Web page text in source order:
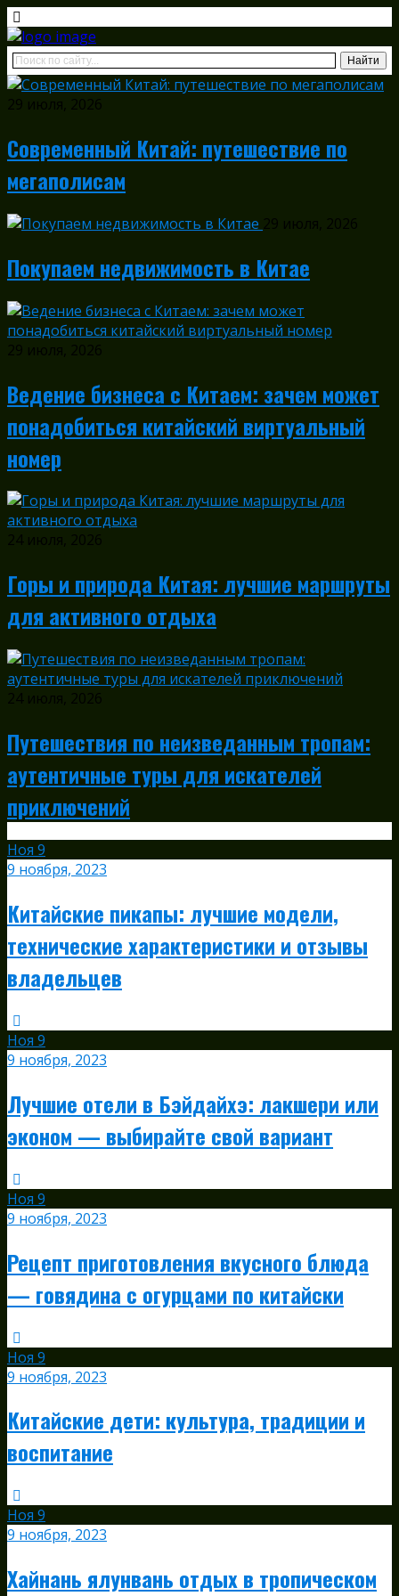
29 июля, 2026
Современный Китай: путешествие по
мегаполисам
29 июля, 2026
Покупаем недвижимость в Китае
29 июля, 2026
Ведение бизнеса с Китаем: зачем может
понадобиться китайский виртуальный
номер
24 июля, 2026
Горы и природа Китая: лучшие маршруты
для активного отдыха
24 июля, 2026
Путешествия по неизведанным тропам:
аутентичные туры для искателей
приключений
Ноя 9
9 ноября, 2023
Китайские пикапы: лучшие модели,
технические характеристики и отзывы
владельцев
Ноя 9
9 ноября, 2023
Лучшие отели в Бэйдайхэ: лакшери или
эконом — выбирайте свой вариант
Ноя 9
9 ноября, 2023
Рецепт приготовления вкусного блюда
— говядина с огурцами по китайски
Ноя 9
9 ноября, 2023
Китайские дети: культура, традиции и
воспитание
Ноя 9
9 ноября, 2023
Хайнань ялунвань отдых в тропическом